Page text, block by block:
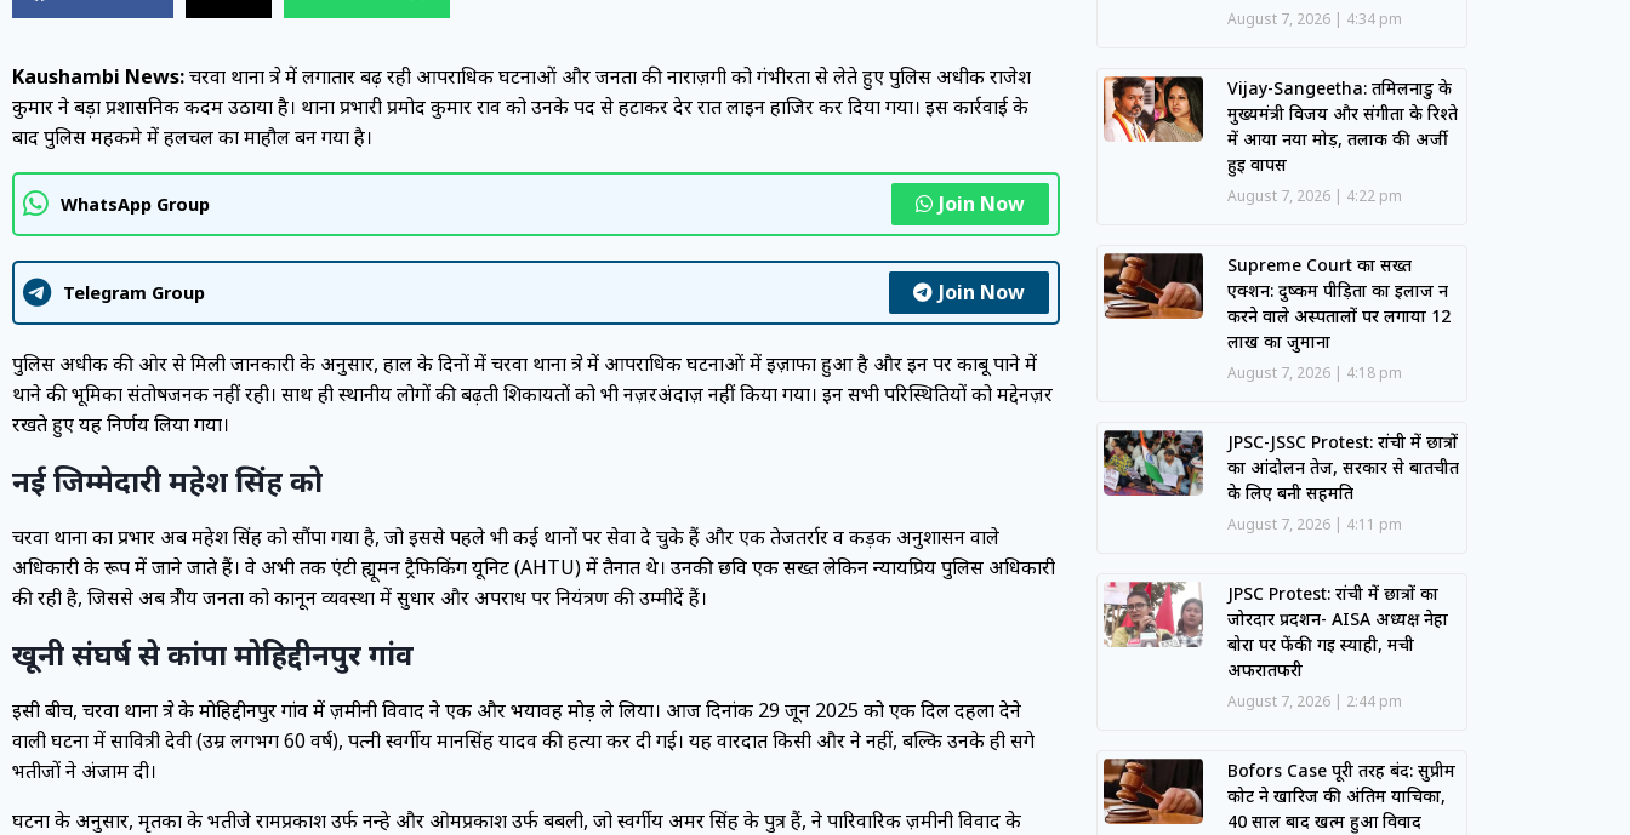
Kaushambi News:चरवा थाना क्षेत्र में लगातार बढ़ रही आपराधिक घटनाओं और जनता की नाराज़गी को गंभीरता से लेते हुए पुलिस अधीक्षक राजेश
कुमार ने बड़ा प्रशासनिक कदम उठाया है। थाना प्रभारी प्रमोद कुमार राव को उनके पद से हटाकर देर रात लाइन हाजिर कर दिया गया। इस कार्रवाई के
बाद पुलिस महकमे में हलचल का माहौल बन गया है।
WhatsApp Group Join Now
Telegram Group Join Now
पुलिस अधीक्षक की ओर से मिली जानकारी के अनुसार, हाल के दिनों में चरवा थाना क्षेत्र में आपराधिक घटनाओं में इज़ाफा हुआ है और इन पर काबू पाने में
थाने की भूमिका संतोषजनक नहीं रही। साथ ही स्थानीय लोगों की बढ़ती शिकायतों को भी नज़रअंदाज़ नहीं किया गया। इन सभी परिस्थितियों को मद्देनज़र
रखते हुए यह निर्णय लिया गया।
नई जिम्मेदारी महेश सिंह को
चरवा थाना का प्रभार अब महेश सिंह को सौंपा गया है, जो इससे पहले भी कई थानों पर सेवा दे चुके हैं और एक तेजतर्रार व कड़क अनुशासन वाले
अधिकारी के रूप में जाने जाते हैं। वे अभी तक एंटी ह्यूमन ट्रैफिकिंग यूनिट (AHTU) में तैनात थे। उनकी छवि एक सख्त लेकिन न्यायप्रिय पुलिस अधिकारी
की रही है, जिससे अब क्षेत्रीय जनता को कानून व्यवस्था में सुधार और अपराध पर नियंत्रण की उम्मीदें हैं।
खूनी संघर्ष से कांपा मोहिद्दीनपुर गांव
इसी बीच, चरवा थाना क्षेत्र के मोहिद्दीनपुर गांव में ज़मीनी विवाद ने एक और भयावह मोड़ ले लिया। आज दिनांक 29 जून 2025 को एक दिल दहला देने
वाली घटना में सावित्री देवी (उम्र लगभग 60 वर्ष), पत्नी स्वर्गीय मानसिंह यादव की हत्या कर दी गई। यह वारदात किसी और ने नहीं, बल्कि उनके ही सगे
भतीजों ने अंजाम दी।
घटना के अनुसार, मृतका के भतीजे रामप्रकाश उर्फ नन्हे और ओमप्रकाश उर्फ बबली, जो स्वर्गीय अमर सिंह के पुत्र हैं, ने पारिवारिक ज़मीनी विवाद के
August 7, 2026 4:34 pm
Vijay-Sangeetha: तमिलनाडु के
मुख्यमंत्री विजय और संगीता के रिश्ते
में आया नया मोड़, तलाक की अर्जी
हुई वापस
August 7, 2026 4:22 pm
Supreme Court का सख्त
एक्शन: दुष्कर्म पीड़िता का इलाज न
करने वाले अस्पतालों पर लगाया 12
लाख का जुर्माना
August 7, 2026 4:18 pm
JPSC-JSSC Protest: रांची में छात्रों
का आंदोलन तेज, सरकार से बातचीत
के लिए बनी सहमति
August 7, 2026 4:11 pm
JPSC Protest: रांची में छात्रों का
जोरदार प्रदर्शन- AISA अध्यक्ष नेहा
बोरा पर फेंकी गई स्याही, मची
अफरातफरी
August 7, 2026 2:44 pm
Bofors Case पूरी तरह बंद: सुप्रीम
कोर्ट ने खारिज की अंतिम याचिका,
40 साल बाद खत्म हुआ विवाद